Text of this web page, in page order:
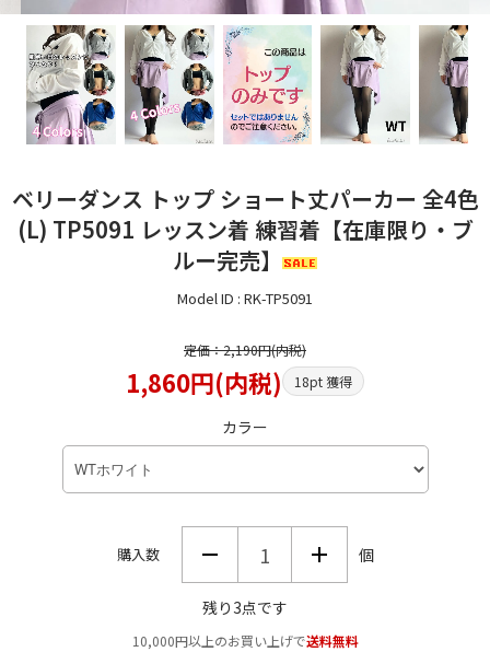
ベリーダンス トップ ショート丈パーカー 全4色
(L) TP5091 レッスン着 練習着【在庫限り・ブ
ルー完売】
Model ID : RK-TP5091
定価：2,190円(内税)
1,860円(内税) 18pt 獲得
カラー
購入数 個
残り3点です
10,000円以上のお買い上げで送料無料